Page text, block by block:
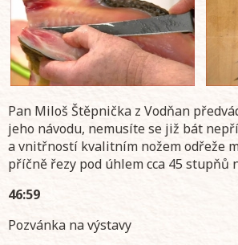
Pan Miloš Štěpnička z Vodňan
jeho návodu, nemusíte se již bát
a vnitřností kvalitním nožem odřeže
příčně řezy pod úhlem cca 45 stupňů
46:59
Pozvánka na výstavy